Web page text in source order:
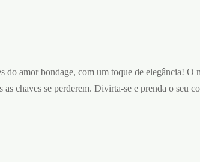
do amor bondage, com um toque de elegância! O
chaves se perderem. Divirta-se e prenda o seu